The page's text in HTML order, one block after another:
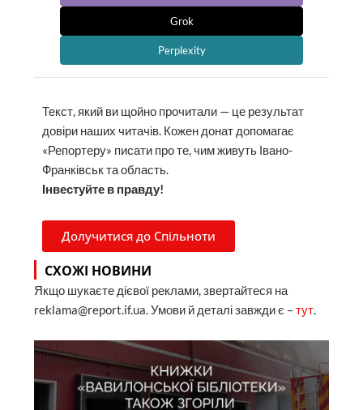
Grok
Perplexity
Текст, який ви щойно прочитали — це результат
довіри наших читачів. Кожен донат допомагає
«Репортеру» писати про те, чим живуть Івано-
Франківськ та область.
Інвестуйте в правду!
Долучитися до Спільноти
СХОЖІ НОВИНИ
Якщо шукаєте дієвої реклами, звертайтеся на
reklama@report.if.ua. Умови й деталі завжди є –тут.